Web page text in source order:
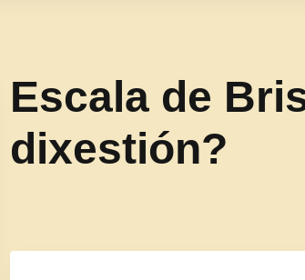
Escala de
dixestión?